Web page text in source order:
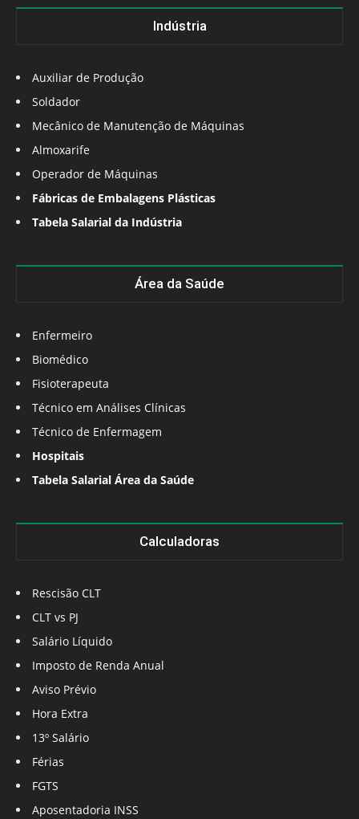
Indústria
Auxiliar de Produção
Soldador
Mecânico de Manutenção de Máquinas
Almoxarife
Operador de Máquinas
Fábricas de Embalagens Plásticas
Tabela Salarial da Indústria
Área da Saúde
Enfermeiro
Biomédico
Fisioterapeuta
Técnico em Análises Clínicas
Técnico de Enfermagem
Hospitais
Tabela Salarial Área da Saúde
Calculadoras
Rescisão CLT
CLT vs PJ
Salário Líquido
Imposto de Renda Anual
Aviso Prévio
Hora Extra
13º Salário
Férias
FGTS
Aposentadoria INSS